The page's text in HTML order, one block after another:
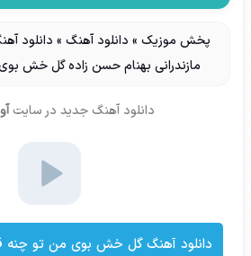
پخش موزیک » دانلود آهنگ » دانلود
مازندرانی بهنام حسن زاده گل خش
دانلود آهنگ جدید در سایت
دانلود آهنگ گل خش بوی من تو چنه